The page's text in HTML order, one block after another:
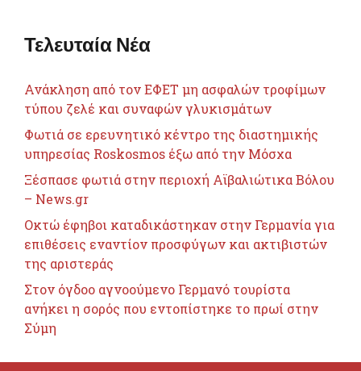
Τελευταία Νέα
Ανάκληση από τον ΕΦΕΤ μη ασφαλών τροφίμων
τύπου ζελέ και συναφών γλυκισμάτων
Φωτιά σε ερευνητικό κέντρο της διαστημικής
υπηρεσίας Roskosmos έξω από την Μόσχα
Ξέσπασε φωτιά στην περιοχή Αϊβαλιώτικα Βόλου
– News.gr
Οκτώ έφηβοι καταδικάστηκαν στην Γερμανία για
επιθέσεις εναντίον προσφύγων και ακτιβιστών
της αριστεράς
Στον όγδοο αγνοούμενο Γερμανό τουρίστα
ανήκει η σορός που εντοπίστηκε το πρωί στην
Σύμη